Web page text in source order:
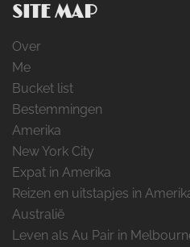
SITE MAP
Over
Me
Bucket list
Bestemmingen
Amerika
New York City
Expat in Amerika
Reizen en uitstapjes in
Australië
Leven als Au Pair in